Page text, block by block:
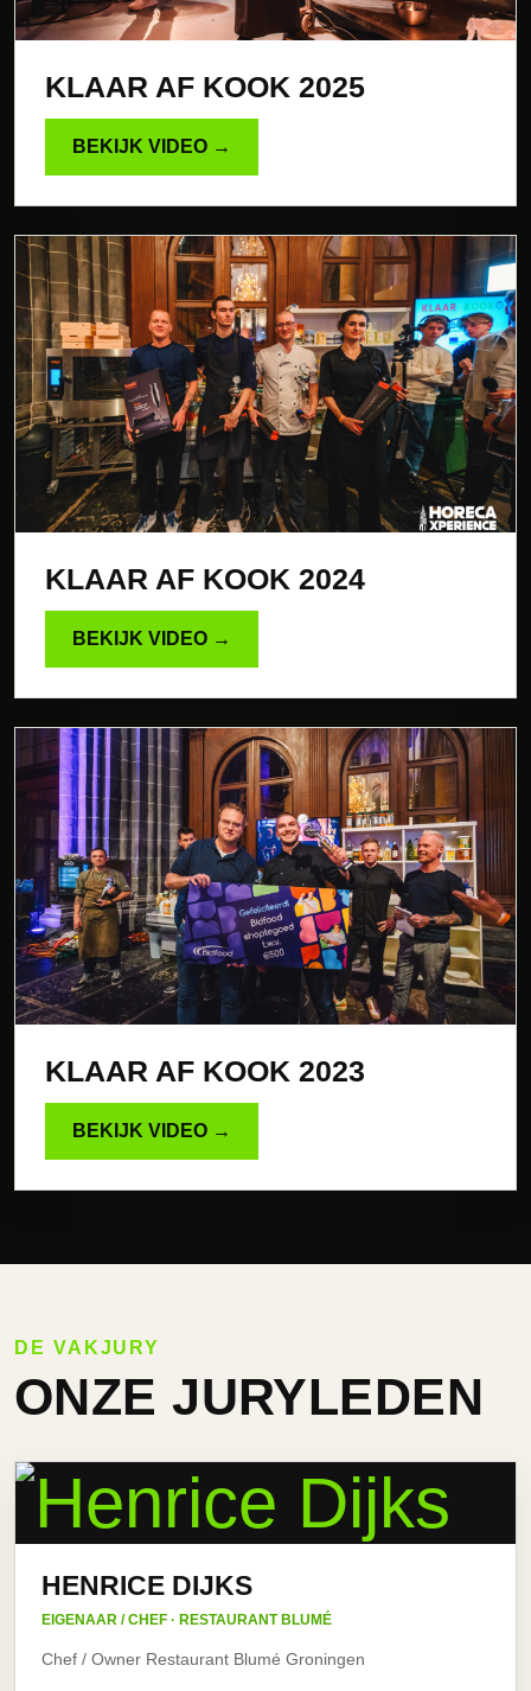
KLAAR AF KOOK 2025
BEKIJK VIDEO →
KLAAR AF KOOK 2024
BEKIJK VIDEO →
KLAAR AF KOOK 2023
BEKIJK VIDEO →
DE VAKJURY
ONZE JURYLEDEN
HENRICE DIJKS
EIGENAAR / CHEF · RESTAURANT BLUMÉ
Chef / Owner Restaurant Blumé Groningen